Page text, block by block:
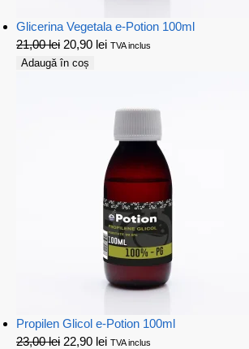
Glicerina Vegetala e-Potion 100ml
21,00lei 20,90 lei TVA inclus
Adaugă în coș
Propilen Glicol e-Potion 100ml
23,00lei 22,90 lei TVA inclus